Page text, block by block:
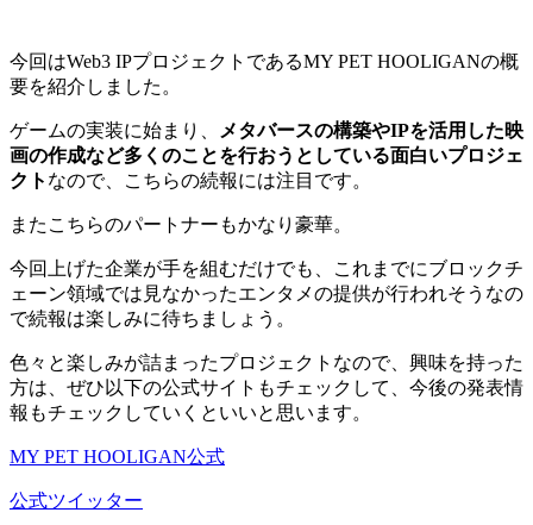
今回はWeb3 IPプロジェクトであるMY PET HOOLIGANの概
要を紹介しました。
ゲームの実装に始まり、
メタバースの構築やIPを活用した映
画の作成など多くのことを行おうとしている面白いプロジェ
クト なので、こちらの続報には注目です。
またこちらのパートナーもかなり豪華。
今回上げた企業が手を組むだけでも、
これまでにブロックチ
ェーン領域では見なかったエンタメの提供が行われそう なの
で続報は楽しみに待ちましょう。
色々と楽しみが詰まったプロジェクトなので、興味を持った
方は、ぜひ以下の公式サイトもチェックして、今後の発表情
報もチェックしていくといいと思います。
MY PET HOOLIGAN公式
公式ツイッター